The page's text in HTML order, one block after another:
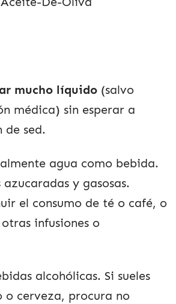
mucho líquido (salvo
médica) sin esperar a
de sed.
agua como bebida.
y gasosas.
el consumo de té o café, o
infusiones o
alcohólicas. Si sueles
o cerveza, procura no